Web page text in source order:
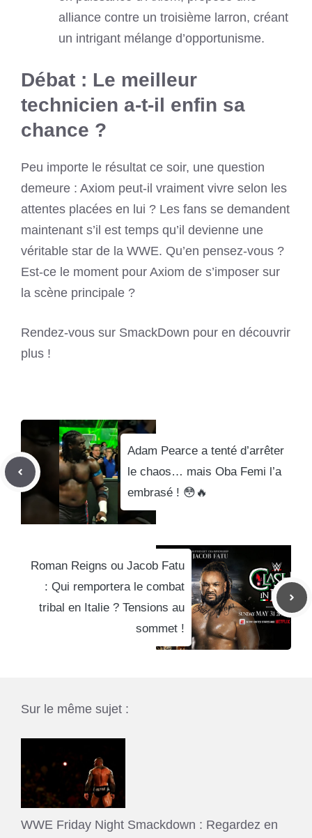
alliance contre un troisième larron, créant
un intrigant mélange d’opportunisme.
Débat : Le meilleur
technicien a-t-il enfin sa
chance ?
Peu importe le résultat ce soir, une question
demeure : Axiom peut-il vraiment vivre selon les
attentes placées en lui ? Les fans se demandent
maintenant s’il est temps qu’il devienne une
véritable star de la WWE. Qu’en pensez-vous ?
Est-ce le moment pour Axiom de s’imposer sur
la scène principale ?
Rendez-vous sur SmackDown pour en découvrir
plus !
Adam Pearce a tenté d’arrêter
le chaos… mais Oba Femi l’a
embrasé ! 😳🔥
Roman Reigns ou Jacob Fatu
: Qui remportera le combat
tribal en Italie ? Tensions au
sommet !
Sur le même sujet :
WWE Friday Night Smackdown : Regardez en